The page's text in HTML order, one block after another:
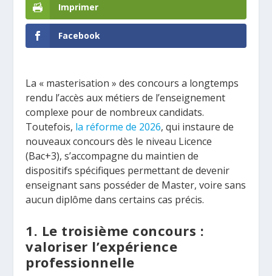
Imprimer
Facebook
La « masterisation » des concours a longtemps
rendu l’accès aux métiers de l’enseignement
complexe pour de nombreux candidats.
Toutefois, la réforme de 2026, qui instaure de
nouveaux concours dès le niveau Licence
(Bac+3), s’accompagne du maintien de
dispositifs spécifiques permettant de devenir
enseignant sans posséder de Master, voire sans
aucun diplôme dans certains cas précis.
1. Le troisième concours :
valoriser l’expérience
professionnelle